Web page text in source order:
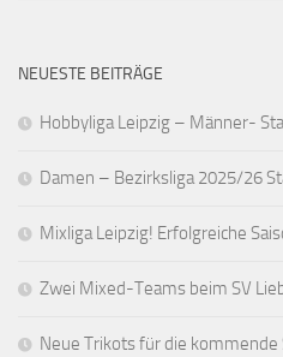
NEUESTE BEITRÄGE
Hobbyliga Leipzig – Männer-
Damen – Bezirksliga 2025/26
Mixliga Leipzig! Erfolgreiche
Zwei Mixed-Teams beim SV
Neue Trikots für die